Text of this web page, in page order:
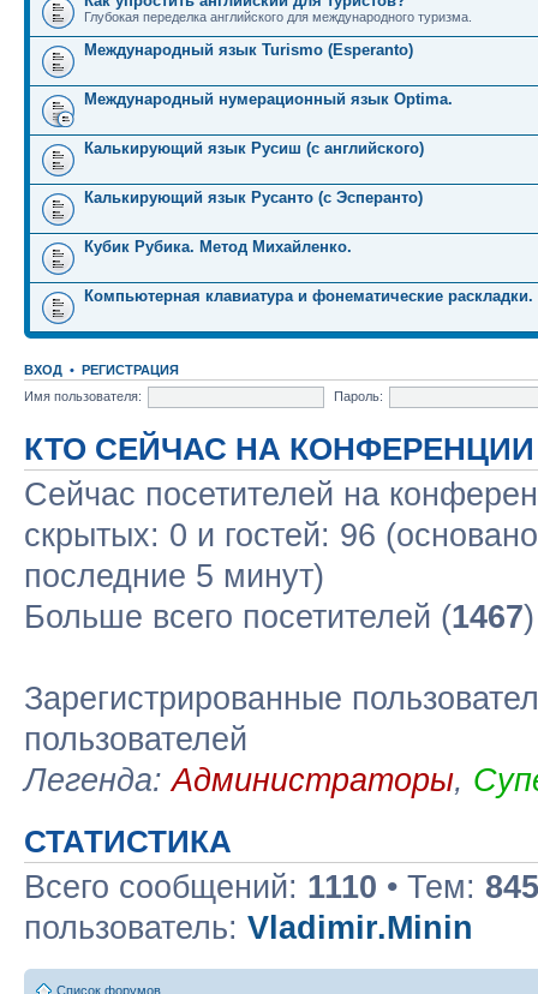
Глубокая переделка английского для международного туризма.
Международный язык Turismo (Esperanto)
Международный нумерационный язык Optima.
Калькирующий язык Русиш (с английского)
Калькирующий язык Русанто (с Эсперанто)
Кубик Рубика. Метод Михайленко.
Компьютерная клавиатура и фонематические раскладки.
ВХОД • РЕГИСТРАЦИЯ
Имя пользователя:
Пароль:
КТО СЕЙЧАС НА КОНФЕРЕНЦИИ
Сейчас посетителей на
скрытых: 0 и гостей: 96
последние 5 минут)
Больше всего посетителей (1467
Зарегистрированные
пользователей
Легенда:Администраторы,
СТАТИСТИКА
Всего сообщений: 1110 • Тем: 845
пользователь: Vladimir.Minin
Список форумов